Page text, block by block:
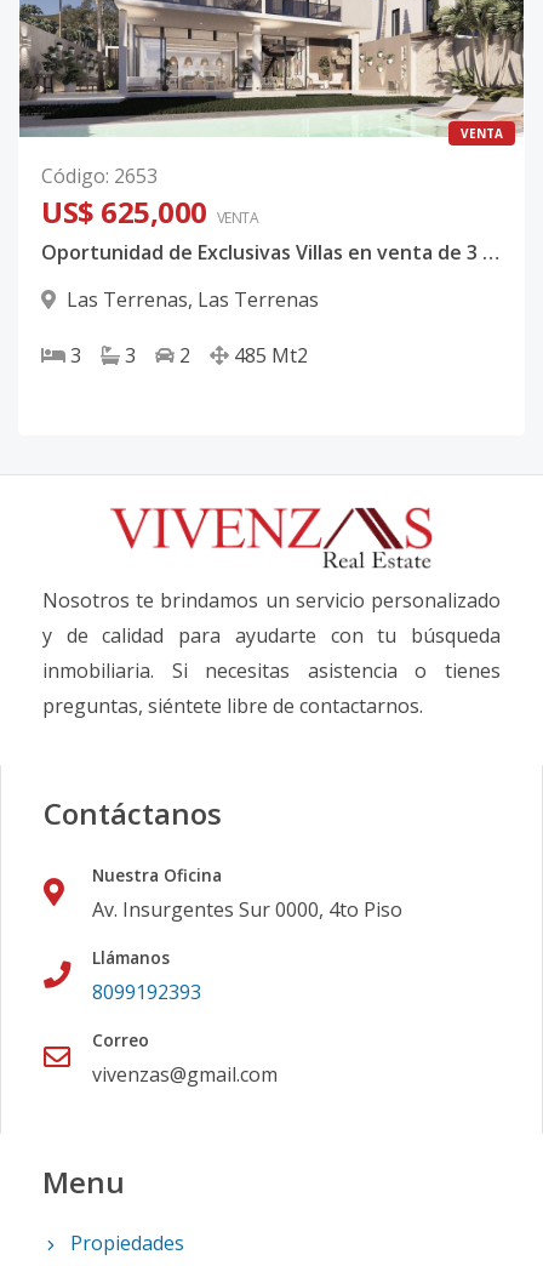
VENTA
Código: 2653
US$ 625,000 VENTA
Oportunidad de Exclusivas Villas en venta de 3 Habitaciones en las Terrenas
Las Terrenas, Las Terrenas
3 3 2 485 Mt2
Nosotros te brindamos un servicio personalizado
y de calidad para ayudarte con tu búsqueda
inmobiliaria. Si necesitas asistencia o tienes
preguntas, siéntete libre de contactarnos.
Contáctanos
Nuestra Oficina
Av. Insurgentes Sur 0000, 4to Piso
Llámanos
8099192393
Correo
vivenzas@gmail.com
Menu
Propiedades